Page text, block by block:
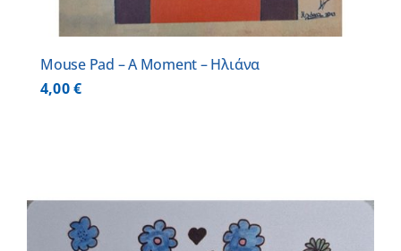
Mouse Pad – A Moment – Ηλιάνα
4,00€